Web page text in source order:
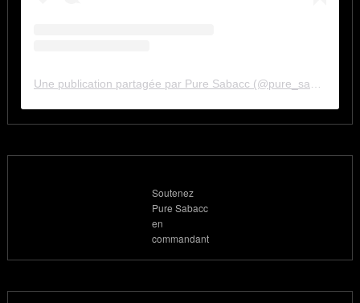
Soutenez
Pure Sabacc
en
commandant